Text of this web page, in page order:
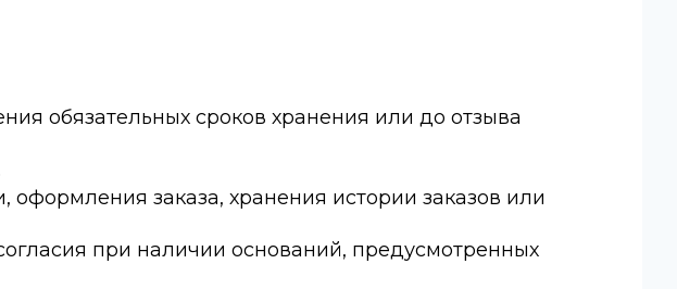
обязательных сроков хранения или до отзыва
оформления заказа, хранения истории заказов или
при наличии оснований, предусмотренных